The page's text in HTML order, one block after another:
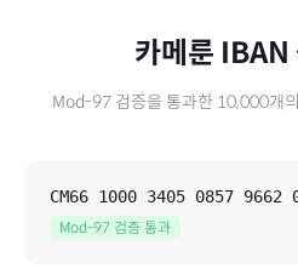
카메룬 IBAN
Mod-97 검증을 통과한 10,000개
CM66 1000 3405 0857 9662
Mod-97 검증 통과